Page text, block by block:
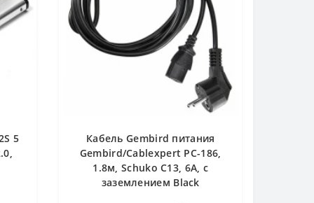
5
Кабель Gembird питания
Gembird/Cablexpert PC-186,
1.8м, Schuko C13, 6А, с
заземлением Black